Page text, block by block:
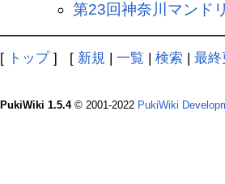
第23回神奈川マンド
[ トップ] [ 新規 | 一覧 | 検索 | 最終
PukiWiki 1.5.4© 2001-2022 PukiWiki